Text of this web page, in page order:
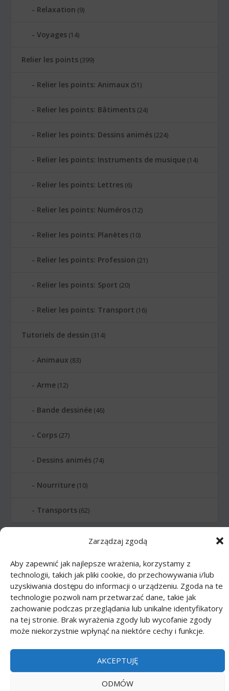
Zarządzaj zgodą
Aby zapewnić jak najlepsze wrażenia, korzystamy z
technologii, takich jak pliki cookie, do przechowywania i/lub
uzyskiwania dostępu do informacji o urządzeniu. Zgoda na te
technologie pozwoli nam przetwarzać dane, takie jak
zachowanie podczas przeglądania lub unikalne identyfikatory
na tej stronie. Brak wyrażenia zgody lub wycofanie zgody
może niekorzystnie wpłynąć na niektóre cechy i funkcje.
AKCEPTUJĘ
ODMÓW
Relaxation (9)
Voyages (14)
Relier les points (399)
Relier les points: Animaux (51)
Relier les points: Bâtiments (24)
Relier les points: Dessins animés (224)
Relier les points: Instruments de musique (14)
Relier les points: Lettres (6)
Relier les points: Numéros (12)
Relier les points: Planètes (10)
Relier les points: Profession (21)
Relier les points: Sport (20)
Relier les points: Transport (16)
Tutoriels de dessin (314)
Animaux (83)
Arme (12)
Bande dessinée (46)
Corps (27)
Dessins animés (74)
Nourriture (10)
Transports (62)
Privacy policy PL|
FR|Privacy policy ES| Privacy policy IT |
Contact us